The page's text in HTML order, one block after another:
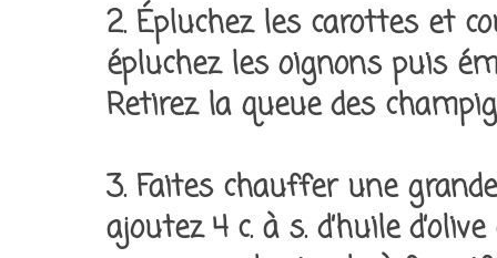
2. Épluchez les carottes et
épluchez les oignons puis
Retirez la queue des
3. Faites chauffer une
ajoutez 4 c. à s. d’huile